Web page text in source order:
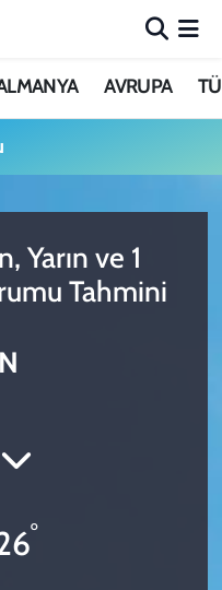
AVRUPA
Yarın ve 1
Tahmini
°
Fikstür